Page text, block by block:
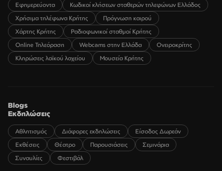
Εφημερεύοντα
Κωδικοί κλήσεων σταθερών τηλεφώνων Ελλάδος
Χρήσιμα τηλέφωνα Κρήτης
Πρόγνωση καιρού
Χάρτης Κρήτης
Ραδιοφωνικοί σταθμοί Κρήτης
Online Τηλεόραση
Webcams στην Ελλάδα
Ονειροκρίτης
Κληρώσεις λαϊκού λαχείου
Μουσεία Κρήτης
Blogs
Εκδηλώσεις
Αθλητισμός Διάφορες εκδηλώσεις
Είσοδος Δωρεάν
Εκθέσεις
Θέατρο Παρουσιάσεις
Σεμινάρια
Συναυλίες
Φεστιβάλ